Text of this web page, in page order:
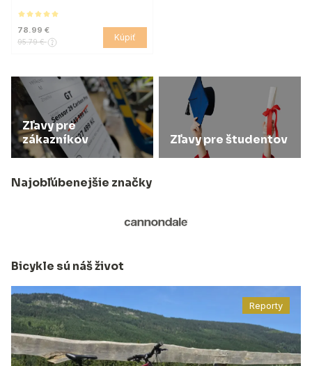
78.99 €
95.79 € Kúpiť
Zľavy pre
zákazníkov
Zľavy pre študentov
Najobľúbenejšie značky
Bicykle sú náš život
Reporty